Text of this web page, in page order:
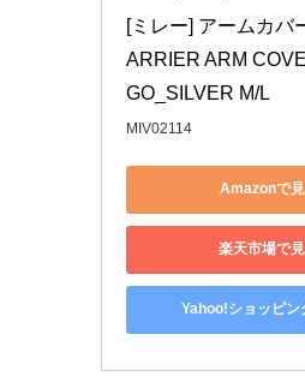
[ミレー] アームカバ
ARRIER ARM
GO_SILVER M/L
MIV02114
Amazonで
楽天市場で
Yahoo!ショッピン